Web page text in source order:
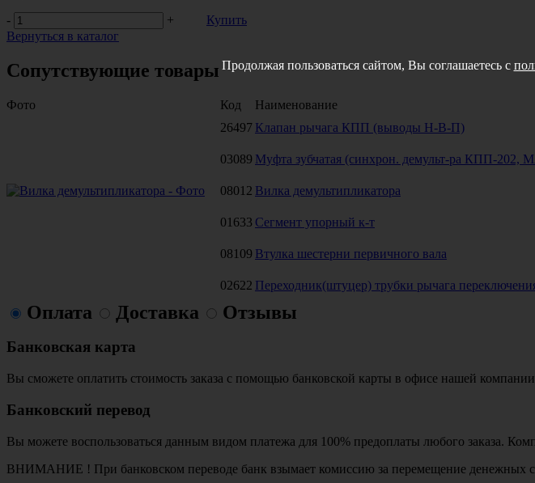
-
+
Купить
Вернуться в каталог
Сопутствующие товары
Фото Код Наименование
26497 Клапан рычага КПП (выводы Н-В-П)
03089 Муфта зубчатая (синхрон. демульт-ра КПП-
08012 Вилка демультипликатора
01633 Сегмент упорный к-т
08109 Втулка шестерни первичного вала
02622 Переходник(штуцер) трубки рычага
Оплата Доставка Отзывы
Банковская карта
Вы сможете оплатить стоимость заказа с помощью банковской карты в офисе нашей
Банковский перевод
Вы можете воспользоваться данным видом платежа для 100% предоплаты любого заказа.
ВНИМАНИЕ ! При банковском переводе банк взымает комиссию за перемещение денежных
Продолжая пользоваться сайтом, Вы соглашаетесь с